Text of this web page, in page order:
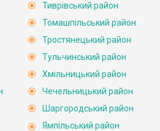
Тиврівський район
Томашпільський район
Тростянецький район
Тульчинський район
Хмільницький район
Чечельницький район
Шаргородський район
Ямпільський район